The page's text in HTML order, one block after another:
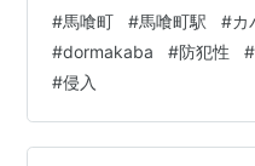
ス/KABA」へ】 既設は、
逆マスターキーに使用さ
犯性を重視したい」との
「カバスタープラス」を
入ってくださり、こちら
#馬喰町 #馬喰町駅 #カ
#dormakaba #防犯性 #
#侵入